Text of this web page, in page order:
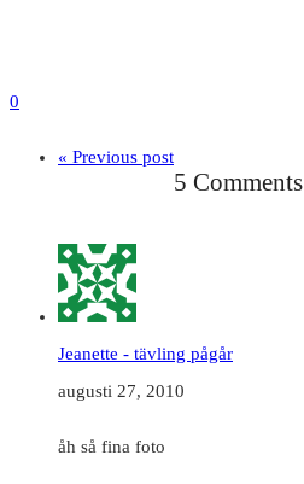
0
« Previous post
5 Comments
Jeanette - tävling pågår
augusti 27, 2010
åh så fina foto